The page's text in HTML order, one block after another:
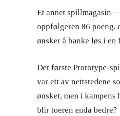
Et annet spillmagasin –
oppfølgeren 86 poeng,
ønsker å banke løs i en
Det første Prototype-
var ett av nettstedene
ønsket, men i
blir toeren enda bedre?